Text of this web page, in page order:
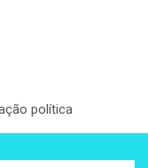
política